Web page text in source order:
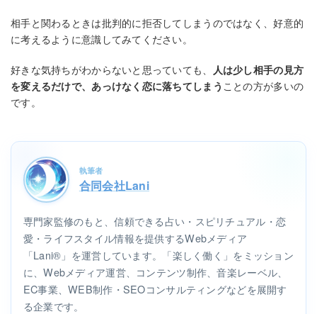
相手と関わるときは批判的に拒否してしまうのではなく、好意的
に考えるように意識してみてください。
好きな気持ちがわからないと思っていても、
人は少し相手の見方
を変えるだけで、あっけなく恋に落ちてしまう ことの方が多いの
です。
執筆者
合同会社Lani
専門家監修のもと、信頼できる占い・スピリチュアル・恋
愛・ライフスタイル情報を提供するWebメディア
「Lani®」を運営しています。「楽しく働く」をミッション
に、Webメディア運営、コンテンツ制作、音楽レーベル、
EC事業、WEB制作・SEOコンサルティングなどを展開す
る企業です。